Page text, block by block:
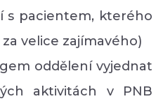
s pacientem, kterého
velice zajímavého)
oddělení vyjednat
aktivitách v PNB